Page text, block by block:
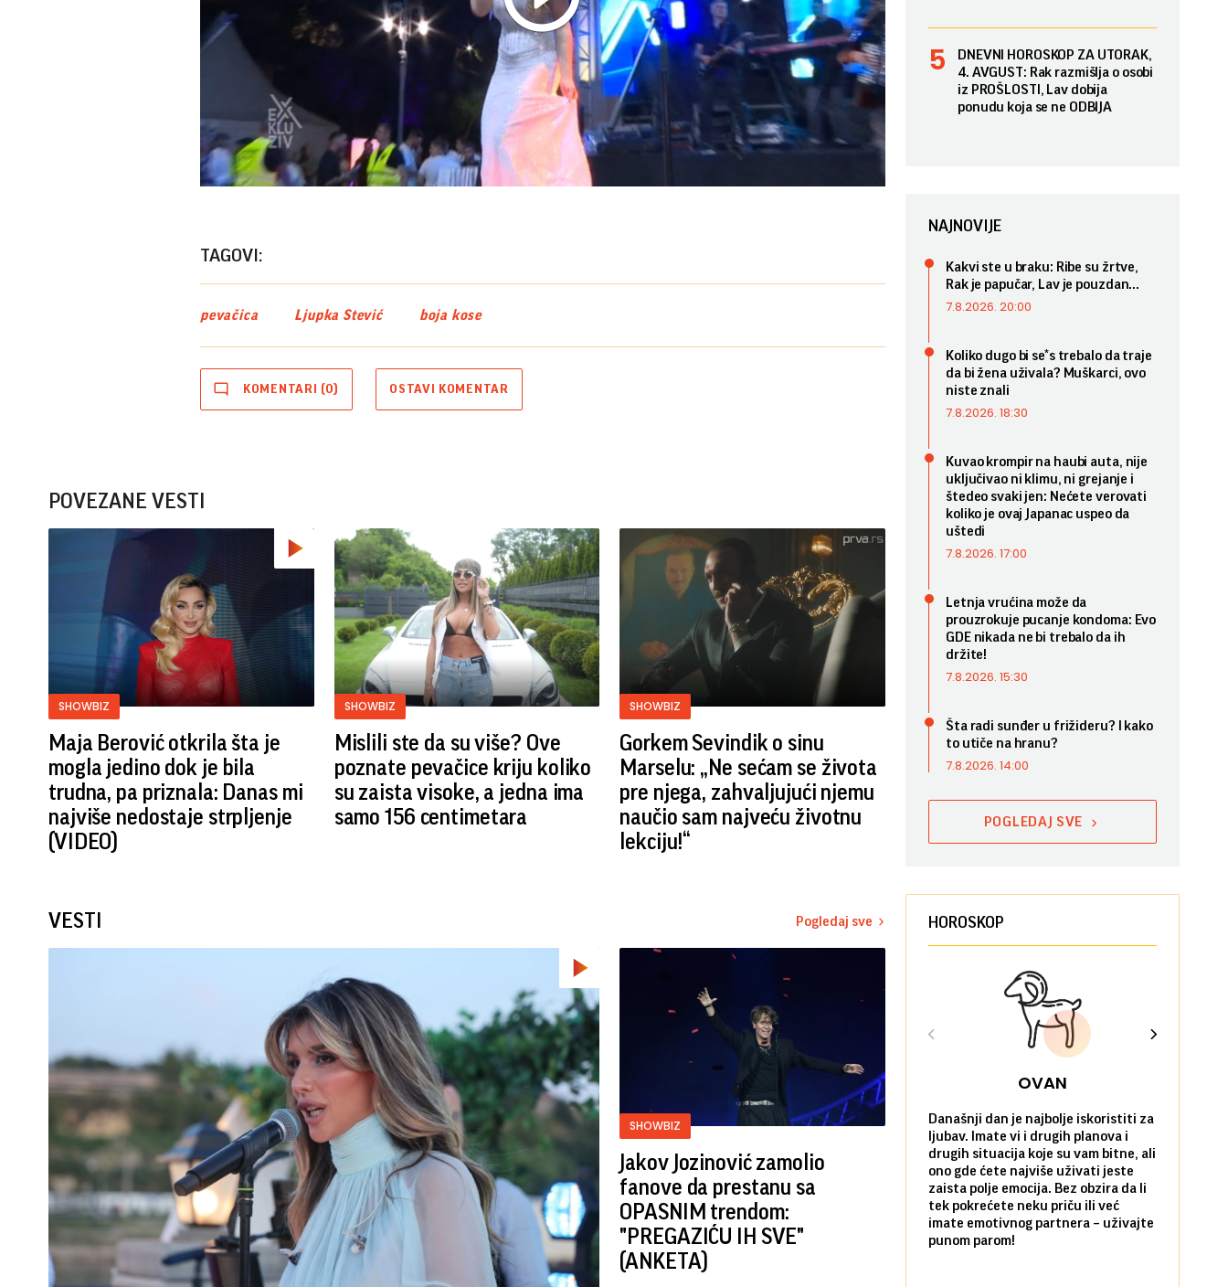
Play
Video
TAGOVI:
pevačica Ljupka Stević boja kose
KOMENTARI (0) OSTAVI KOMENTAR
POVEZANE VESTI
SHOWBIZ
Maja Berović otkrila šta je
mogla jedino dok je bila
trudna, pa priznala: Danas mi
najviše nedostaje strpljenje
(VIDEO)
SHOWBIZ
Mislili ste da su više? Ove
poznate pevačice kriju koliko
su zaista visoke, a jedna ima
samo 156 centimetara
SHOWBIZ
Gorkem Sevindik o sinu
Marselu: „Ne sećam se života
pre njega, zahvaljujući njemu
naučio sam najveću životnu
lekciju!“
VESTI Pogledaj sve
SHOWBIZ
Jakov Jozinović zamolio
fanove da prestanu sa
OPASNIM trendom:
"PREGAZIĆU IH SVE"
(ANKETA)
DNEVNI HOROSKOP ZA UTORAK,
4. AVGUST: Rak razmišlja o osobi
iz PROŠLOSTI, Lav dobija
ponudu koja se ne ODBIJA
NAJNOVIJE
Kakvi ste u braku: Ribe su žrtve,
Rak je papučar, Lav je pouzdan...
7.8.2026. 20:00
Koliko dugo bi se*s trebalo da traje
da bi žena uživala? Muškarci, ovo
niste znali
7.8.2026. 18:30
Kuvao krompir na haubi auta, nije
uključivao ni klimu, ni grejanje i
štedeo svaki jen: Nećete verovati
koliko je ovaj Japanac uspeo da
uštedi
7.8.2026. 17:00
Letnja vrućina može da
prouzrokuje pucanje kondoma: Evo
GDE nikada ne bi trebalo da ih
držite!
7.8.2026. 15:30
Šta radi sunđer u frižideru? I kako
to utiče na hranu?
7.8.2026. 14:00
POGLEDAJ SVE
HOROSKOP
OVAN
Današnji dan je najbolje iskoristiti za
ljubav. Imate vi i drugih planova i
drugih situacija koje su vam bitne, ali
ono gde ćete najviše uživati jeste
zaista polje emocija. Bez obzira da li
tek pokrećete neku priču ili već
imate emotivnog partnera – uživajte
punom parom!